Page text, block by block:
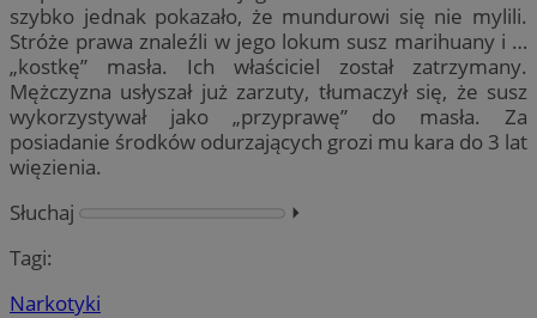
szybko jednak pokazało, że mundurowi się nie mylili.
Stróże prawa znaleźli w jego lokum susz marihuany i …
„kostkę” masła. Ich właściciel został zatrzymany.
Mężczyzna usłyszał już zarzuty, tłumaczył się, że susz
wykorzystywał jako „przyprawę” do masła. Za
posiadanie środków odurzających grozi mu kara do 3 lat
więzienia.
Słuchaj
⏵︎
Tagi:
Narkotyki